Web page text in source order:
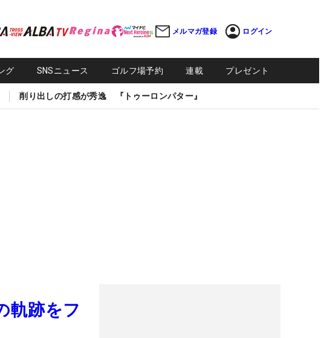
メルマガ登録 ログイン
グ SNSニュース ゴルフ場予約 連載 プレゼント
削り出しの打感が秀逸 『トゥーロンパター』
軌跡をフ